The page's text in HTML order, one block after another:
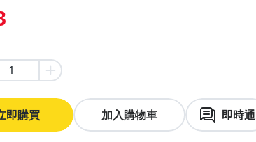
即購買 加入購物車 即時通